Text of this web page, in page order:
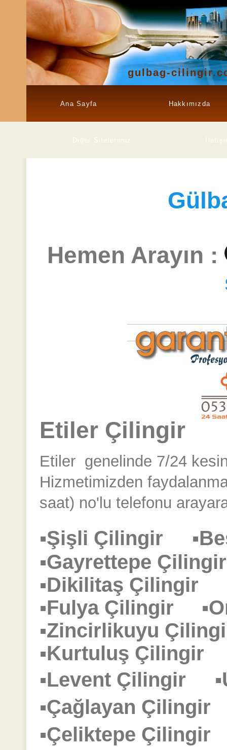
gulbag-
Ana Sayfa Hakkımızda
Diğer Sitelerimiz
Hemen Arayın :
Etiler Çilingir
Etiler genelinde 7/24
Hizmetimizden
saat) no'lu telefonu
▪Şişli Çilingir
▪Gayrettepe
▪Dikilitaş Çilingir
▪Fulya Çilingir
▪Zincirlikuyu
▪Kurtuluş
▪Levent Çilingir
▪Çağlayan
▪Çeliktepe